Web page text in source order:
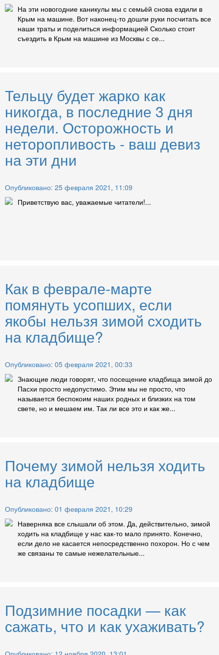
На эти новогодние каникулы мы с семьёй снова ездили в
Крым на машине. Вот наконец-то дошли руки посчитать все
наши траты и поделиться информацией Сколько стоит
съездить в Крым на машине из Москвы с се...
Тельцу будет жарко как
никогда, в последние 3 дня
недели. Осторожность и
неторопливость - ваш девиз
на эти дни
Опубликовано: 25 февраля 2021, 11:09
Приветствую вас, уважаемые читатели!...
Как в феврале-марте
помянуть усопших, если
якобы нельзя зимой сходить
на кладбище?
Опубликовано: 05 февраля 2021, 00:33
Знающие люди говорят, что посещение кладбища зимой до
Пасхи просто недопустимо. Этим мы не просто, что
называется беспокоим наших родных и близких на том
свете, но и мешаем им. Так ли все это и как же...
Почему зимой нельзя ходить
на кладбище
Опубликовано: 01 февраля 2021, 10:29
Наверняка все слышали об этом. Да, действительно, зимой
ходить на кладбище у нас как-то мало принято. Конечно,
если дело не касается непосредственно похорон. Но с чем
же связаны те самые нежелательные...
Подзимние посадки — как
сажать, что и как ухаживать?